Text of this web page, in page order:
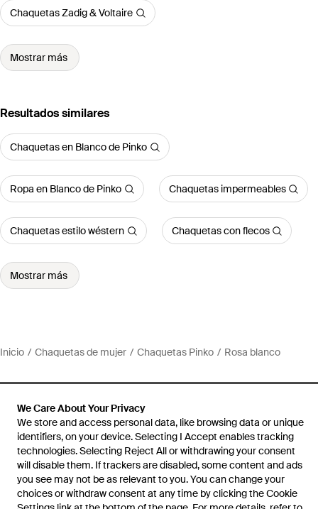
We Care About Your Privacy
We store and access personal data, like browsing data or unique
identifiers, on your device. Selecting I Accept enables tracking
technologies. Selecting Reject All or withdrawing your consent
will disable them. If trackers are disabled, some content and ads
you see may not be as relevant to you. You can change your
choices or withdraw consent at any time by clicking the Cookie
Chaquetas Zadig & Voltaire
Mostrar más
Resultados similares
Chaquetas en Blanco de Pinko
Ropa en Blanco de Pinko Chaquetas impermeables
Chaquetas estilo wéstern Chaquetas con flecos
Mostrar más
Inicio Chaquetas de mujer Chaquetas Pinko Rosa blanco
Ayuda e información